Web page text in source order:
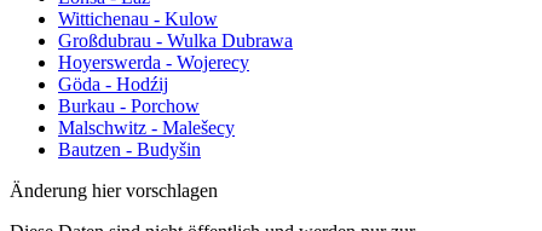
Wittichenau - Kulow
Großdubrau - Wulka Dubrawa
Hoyerswerda - Wojerecy
Göda - Hodźij
Burkau - Porchow
Malschwitz - Malešecy
Bautzen - Budyšin
Änderung hier vorschlagen